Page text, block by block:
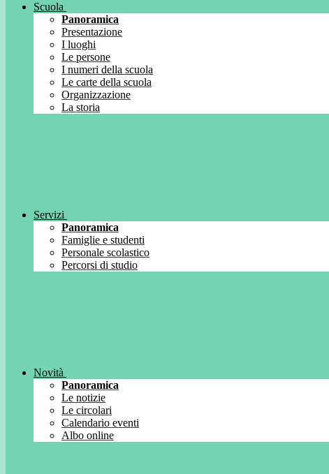
Scuola
Panoramica
Presentazione
I luoghi
Le persone
I numeri della scuola
Le carte della scuola
Organizzazione
La storia
Servizi
Panoramica
Famiglie e studenti
Personale scolastico
Percorsi di studio
Novità
Panoramica
Le notizie
Le circolari
Calendario eventi
Albo online